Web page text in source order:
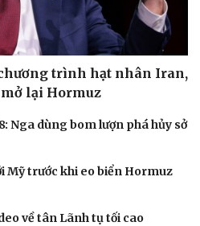
trình hạt nhân Iran,
lại Hormuz
Nga dùng bom lượn phá hủy sở
Mỹ trước khi eo biển Hormuz
về tân Lãnh tụ tối cao